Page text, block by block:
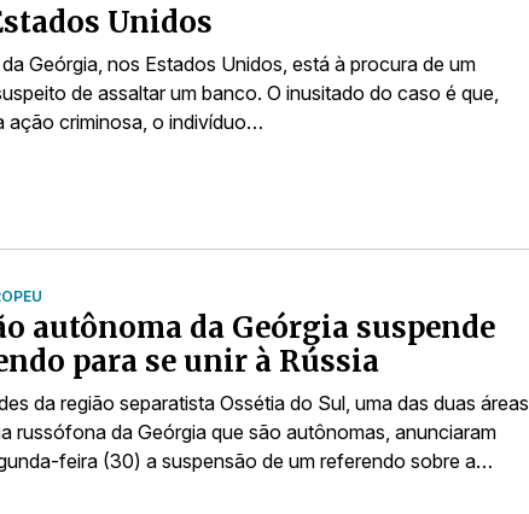
Unidos
Geórgia, nos Estados Unidos, está à procura de um
de assaltar um banco. O inusitado do caso é que,
ação criminosa, o indivíduo…
autônoma da Geórgia suspende
para se unir à Rússia
da região separatista Ossétia do Sul, uma das duas áreas
russófona da Geórgia que são autônomas, anunciaram
feira (30) a suspensão de um referendo sobre a…